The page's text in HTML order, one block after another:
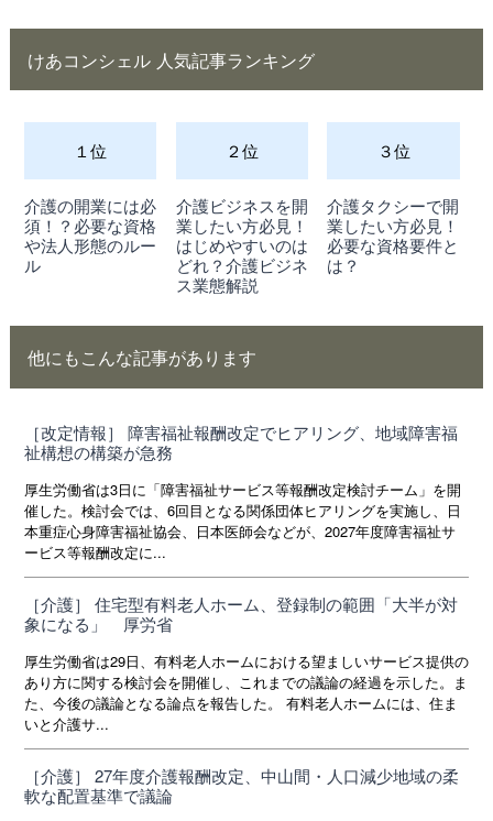
けあコンシェル 人気記事ランキング
１位
介護の開業には必
須！？必要な資格
や法人形態のルー
ル
２位
介護ビジネスを開
業したい方必見！
はじめやすいのは
どれ？介護ビジネ
ス業態解説
３位
介護タクシーで開
業したい方必見！
必要な資格要件と
は？
他にもこんな記事があります
［改定情報］ 障害福祉報酬改定でヒアリング、地域障害福
祉構想の構築が急務
厚生労働省は3日に「障害福祉サービス等報酬改定検討チーム」を開
催した。検討会では、6回目となる関係団体ヒアリングを実施し、日
本重症心身障害福祉協会、日本医師会などが、2027年度障害福祉サ
ービス等報酬改定に...
［介護］ 住宅型有料老人ホーム、登録制の範囲「大半が対
象になる」 厚労省
厚生労働省は29日、有料老人ホームにおける望ましいサービス提供の
あり方に関する検討会を開催し、これまでの議論の経過を示した。ま
た、今後の議論となる論点を報告した。 有料老人ホームには、住ま
いと介護サ...
［介護］ 27年度介護報酬改定、中山間・人口減少地域の柔
軟な配置基準で議論